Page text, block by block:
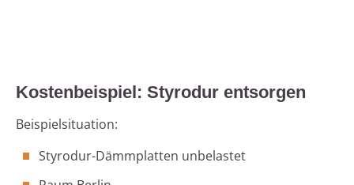
Kostenbeispiel: Styrodur entsorgen
Beispielsituation:
Styrodur-Dämmplatten unbelastet